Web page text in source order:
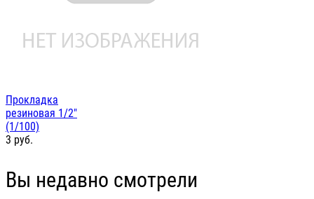
Прокладка
резиновая 1/2"
(1/100)
3 руб.
Вы недавно смотрели